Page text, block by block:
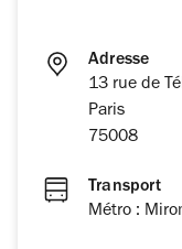
Adresse
13 rue de
Paris
75008
Transport
Métro :